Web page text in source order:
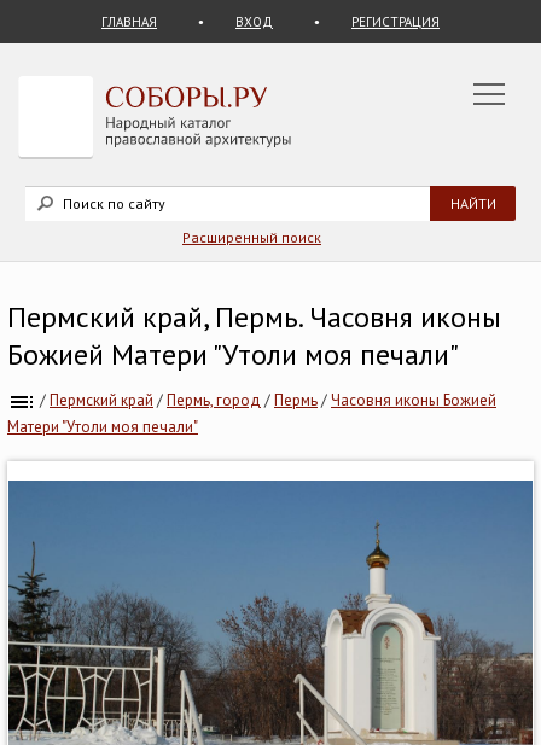
ГЛАВНАЯ ВХОД РЕГИСТРАЦИЯ
Расширенный поиск
Пермский край, Пермь. Часовня иконы
Божией Матери "Утоли моя печали"
/Пермский край /Пермь, город /Пермь/Часовня иконы Божией
Матери "Утоли моя печали"